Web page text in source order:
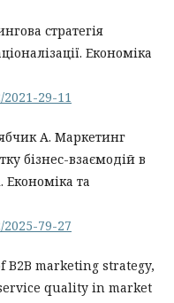
стратегія
Економіка
29-11
А. Маркетинг
бізнес-взаємодій в
Економіка та
79-27
B2B marketing strategy,
quality in market